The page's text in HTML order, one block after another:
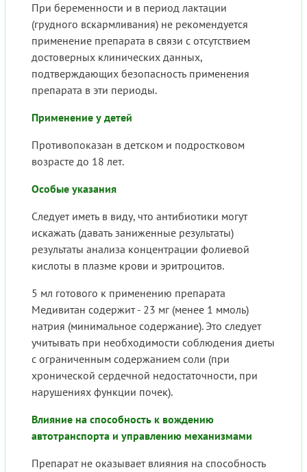
При беременности и в период лактации
(грудного вскармливания) не рекомендуется
применение препарата в связи с отсутствием
достоверных клинических данных,
подтверждающих безопасность применения
препарата в эти периоды.
Применение у детей
Противопоказан в детском и подростковом
возрасте до 18 лет.
Особые указания
Следует иметь в виду, что антибиотики могут
искажать (давать заниженные результаты)
результаты анализа концентрации фолиевой
кислоты в плазме крови и эритроцитов.
5 мл готового к применению препарата
Медивитан содержит - 23 мг (менее 1 ммоль)
натрия (минимальное содержание). Это следует
учитывать при необходимости соблюдения диеты
с ограниченным содержанием соли (при
хронической сердечной недостаточности, при
нарушениях функции почек).
Влияние на способность к вождению
автотранспорта и управлению механизмами
Препарат не оказывает влияния на способность